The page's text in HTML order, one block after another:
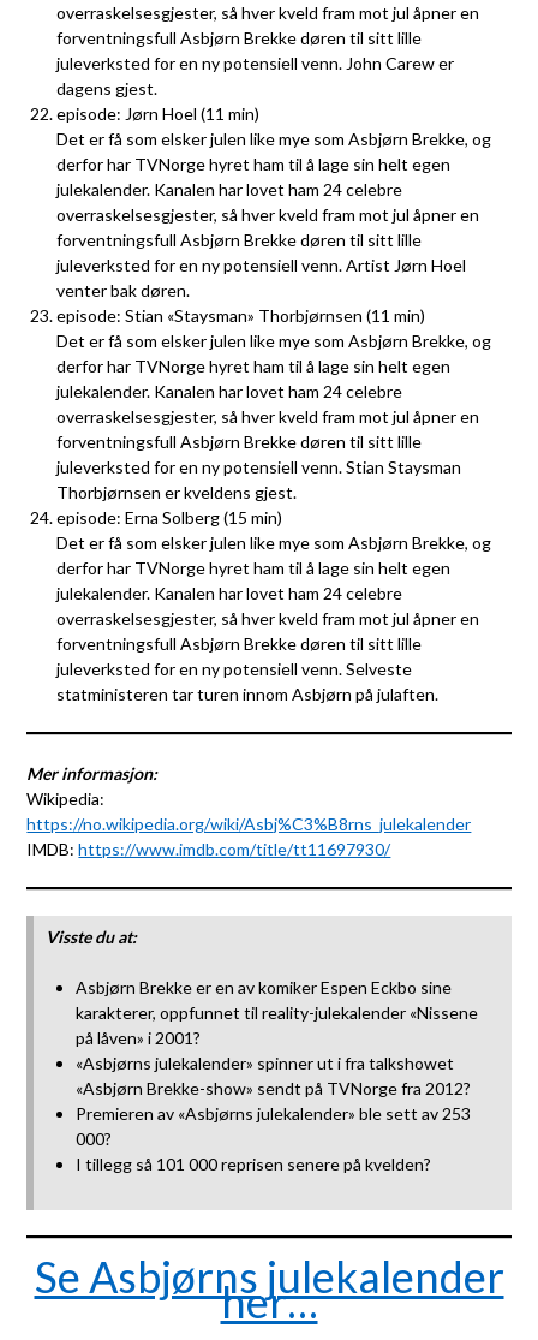
overraskelsesgjester, så hver kveld fram mot jul åpner en
forventningsfull Asbjørn Brekke døren til sitt lille
juleverksted for en ny potensiell venn. John Carew er
dagens gjest.
episode: Jørn Hoel (11 min)
Det er få som elsker julen like mye som Asbjørn Brekke, og
derfor har TVNorge hyret ham til å lage sin helt egen
julekalender. Kanalen har lovet ham 24 celebre
overraskelsesgjester, så hver kveld fram mot jul åpner en
forventningsfull Asbjørn Brekke døren til sitt lille
juleverksted for en ny potensiell venn. Artist Jørn Hoel
venter bak døren.
episode: Stian «Staysman» Thorbjørnsen (11 min)
Det er få som elsker julen like mye som Asbjørn Brekke, og
derfor har TVNorge hyret ham til å lage sin helt egen
julekalender. Kanalen har lovet ham 24 celebre
overraskelsesgjester, så hver kveld fram mot jul åpner en
forventningsfull Asbjørn Brekke døren til sitt lille
juleverksted for en ny potensiell venn. Stian Staysman
Thorbjørnsen er kveldens gjest.
episode: Erna Solberg (15 min)
Det er få som elsker julen like mye som Asbjørn Brekke, og
derfor har TVNorge hyret ham til å lage sin helt egen
julekalender. Kanalen har lovet ham 24 celebre
overraskelsesgjester, så hver kveld fram mot jul åpner en
forventningsfull Asbjørn Brekke døren til sitt lille
juleverksted for en ny potensiell venn. Selveste
statministeren tar turen innom Asbjørn på julaften.
Mer informasjon:
Wikipedia:
https://no.wikipedia.org/wiki/Asbj%C3%B8rns_julekalender
IMDB:https://www.imdb.com/title/tt11697930/
Visste du at:
Asbjørn Brekke er en av komiker Espen Eckbo sine
karakterer, oppfunnet til reality-julekalender «Nissene
på låven» i 2001?
«Asbjørns julekalender» spinner ut i fra talkshowet
«Asbjørn Brekke-show» sendt på TVNorge fra 2012?
Premieren av «Asbjørns julekalender» ble sett av 253
000?
I tillegg så 101 000 reprisen senere på kvelden?
Se Asbjørns julekalender
her…